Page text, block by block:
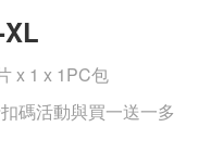
x 1 x 1PC包
碼活動與買一送一多